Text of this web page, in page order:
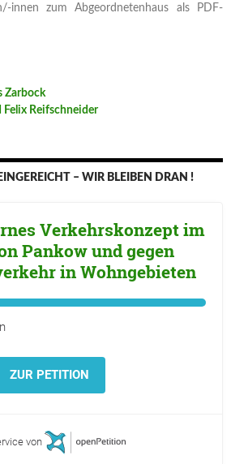
innen zum Abgeordnetenhaus als PDF-
Zarbock
Felix Reifschneider
– WIR BLEIBEN DRAN !
Verkehrskonzept im
Pankow und gegen
in Wohngebieten
ZUR PETITION
von